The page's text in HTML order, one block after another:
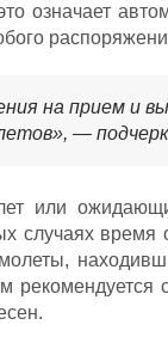
означает
на прием и
—
или
случаях время